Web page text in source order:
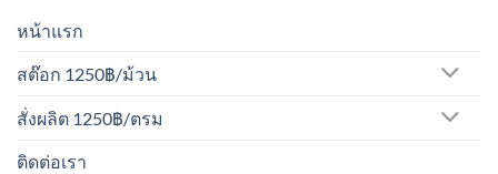
หน้าแรก
สต๊อก 1250฿/ม้วน
สั่งผลิต 1250฿/ตรม
ติดต่อเรา